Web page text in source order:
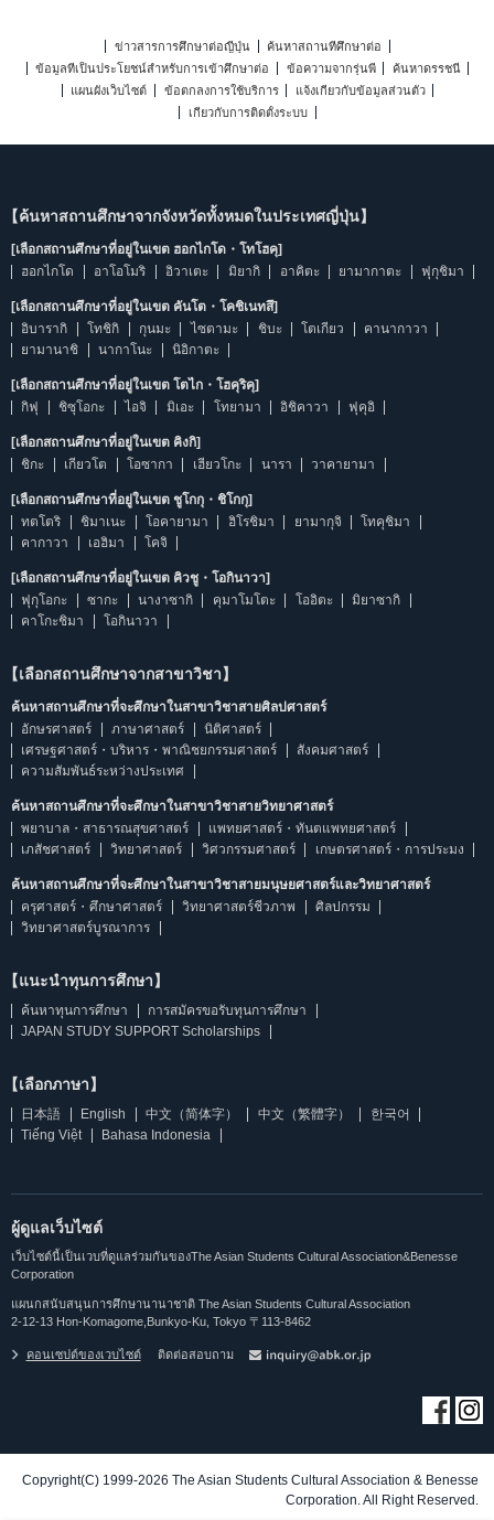
ข่าวสารการศึกษาต่อญี่ปุ่น
ค้นหาสถานที่ศึกษาต่อ
ข้อมูลที่เป็นประโยชน์สำหรับการเข้าศึกษาต่อ
ข้อความจากรุ่นพี่
ค้นหาดรรชนี
แผนผังเว็บไซต์
ข้อตกลงการใช้บริการ
แจ้งเกี่ยวกับข้อมูลส่วนตัว
เกี่ยวกับการติดตั้งระบบ
【ค้นหาสถานศึกษาจากจังหวัดทั้งหมดในประเทศญี่ปุ่น】
[เลือกสถานศึกษาที่อยู่ในเขต ฮอกไกโด・โทโฮคุ]
ฮอกไกโด
อาโอโมริ อิวาเตะ มิยากิ อาคิตะ ยามากาตะ ฟุกุชิมา
[เลือกสถานศึกษาที่อยู่ในเขต คันโต・โคชิเนทสึ]
อิบารากิ
โทชิกิ กุนมะ ไซตามะ ชิบะ โตเกียว
คานากาวา
ยามานาชิ
นากาโนะ นิอิกาตะ
[เลือกสถานศึกษาที่อยู่ในเขต โตไก・โฮคุริคุ]
กิฟุ
ชิซุโอกะ ไอจิ มิเอะ โทยามา อิชิคาวา ฟุคุอิ
[เลือกสถานศึกษาที่อยู่ในเขต คิงกิ]
ชิกะ
เกียวโต โอซากา เฮียวโกะ นารา วาคายามา
[เลือกสถานศึกษาที่อยู่ในเขต ชูโกกุ・ชิโกกุ]
ทตโตริ
ชิมาเนะ โอคายามา ฮิโรชิมา ยามากุจิ
โทคุชิมา
คากาวา
เอฮิมา โคจิ
[เลือกสถานศึกษาที่อยู่ในเขต คิวชู・โอกินาวา]
ฟุกุโอกะ
ซากะ นางาซากิ คุมาโมโตะ โออิตะ
มิยาซากิ
คาโกะชิมา
โอกินาวา
【เลือกสถานศึกษาจากสาขาวิชา】
ค้นหาสถานศึกษาที่จะศึกษาในสาขาวิชาสายศิลปศาสตร์
อักษรศาสตร์
ภาษาศาสตร์
นิติศาสตร์
เศรษฐศาสตร์・บริหาร・พาณิชยกรรมศาสตร์
สังคมศาสตร์
ความสัมพันธ์ระหว่างประเทศ
ค้นหาสถานศึกษาที่จะศึกษาในสาขาวิชาสายวิทยาศาสตร์
พยาบาล・สาธารณสุขศาสตร์
แพทยศาสตร์・ทันตแพทยศาสตร์
เภสัชศาสตร์
วิทยาศาสตร์ วิศวกรรมศาสตร์ เกษตรศาสตร์・การประมง
ค้นหาสถานศึกษาที่จะศึกษาในสาขาวิชาสายมนุษยศาสตร์และวิทยาศาสตร์
ครุศาสตร์・ศึกษาศาสตร์
วิทยาศาสตร์ชีวภาพ
ศิลปกรรม
วิทยาศาสตร์บูรณาการ
【แนะนำทุนการศึกษา】
ค้นหาทุนการศึกษา
การสมัครขอรับทุนการศึกษา
JAPAN STUDY SUPPORT Scholarships
【เลือกภาษา】
日本語 English 中文（简体字） 中文（繁體字）
한국어
Tiếng Việt
Bahasa Indonesia
ผู้ดูแลเว็บไซต์
เว็บไซต์นี้เป็นเวบที่ดูแลร่วมกันของThe Asian Students Cultural Association&Benesse
Corporation
แผนกสนับสนุนการศึกษานานาชาติ The Asian Students Cultural Association
2-12-13 Hon-Komagome,Bunkyo-Ku, Tokyo 〒113-8462
คอนเซปต์ของเวบไซต์ ติดต่อสอบถาม
Copyright(C) 1999-2026 The Asian Students Cultural Association & Benesse
Corporation. All Right Reserved.